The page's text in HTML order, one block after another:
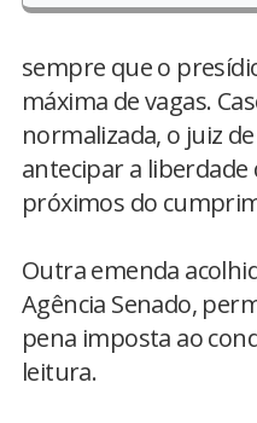
sempre que o
máxima de vagas.
normalizada, o juiz
antecipar a liberdade
próximos do
Outra emenda
Agência Senado,
pena imposta ao
leitura.